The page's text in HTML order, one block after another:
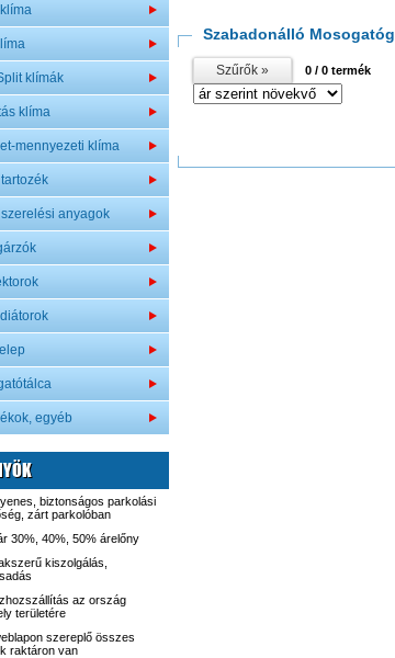
klímák
klíma
mennyezeti klíma
szerelési anyagok
egyéb
biztonságos parkolási
zárt parkolóban
30%, 40%, 50% árelőny
kiszolgálás,
az ország
területére
szereplő összes
raktáron van
Szabadonálló
Szűrők » 0 / 0 termék